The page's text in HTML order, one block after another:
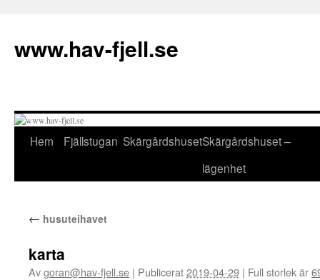
innehåll
www.hav-fjell.se
Hem Fjällstugan SkärgårdshusetSkärgårdshuset –
lägenhet
← husuteihavet
karta
Avgoran@hav-fjell.se | Publicerat2019-04-29 | Full storlek är